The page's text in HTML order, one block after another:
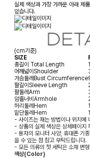
실제 색상과 가장 가까운 아래 제
있습니다.
(cm기준)
SIZE
총길이 Total Length
어깨넓이Shoulder
가슴둘레Bust Circumference
팔길이Sleeve Length
팔둘레Arm
암홀너비Armhole
허리둘레Hem
밑단둘레Hem
- 사이즈는 재는 방법이나 위치
- 상품의 실제 색상은 상세페이지
- 용자의 모니터 사양, 휴대폰 기
을 수 있는 점 참고 부탁드립니다.
- 모든 의류의 첫 세탁은 소재 변
색상(Color)